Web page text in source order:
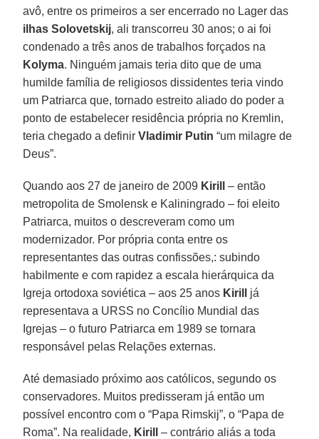
avô, entre os primeiros a ser encerrado no Lager das
ilhas Solovetskij, ali transcorreu 30 anos; o ai foi
condenado a três anos de trabalhos forçados na
Kolyma. Ninguém jamais teria dito que de uma
humilde família de religiosos dissidentes teria vindo
um Patriarca que, tornado estreito aliado do poder a
ponto de estabelecer residência própria no Kremlin,
teria chegado a definirVladimir Putin “um milagre de
Deus”.
Quando aos 27 de janeiro de 2009 Kirill
– então
metropolita de Smolensk e Kaliningrado – foi eleito
Patriarca, muitos o descreveram como um
modernizador. Por própria conta entre os
representantes das outras confissões,: subindo
habilmente e com rapidez a escala hierárquica da
Igreja ortodoxa soviética – aos 25 anos Kirill
já
representava a URSS no Concílio Mundial das
Igrejas – o futuro Patriarca em 1989 se tornara
responsável pelas Relações externas.
Até demasiado próximo aos católicos, segundo os
conservadores. Muitos predisseram já então um
possível encontro com o “Papa Rimskij”, o “Papa de
Roma”. Na realidade, Kirill
– contrário aliás a toda